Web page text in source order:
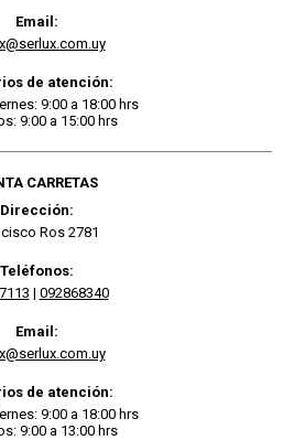
Email:
de atención:
9:00 a 18:00 hrs
9:00 a 15:00 hrs
CARRETAS
Dirección:
Ros 2781
Teléfonos:
| 092868340
Email:
de atención:
9:00 a 18:00 hrs
9:00 a 13:00 hrs